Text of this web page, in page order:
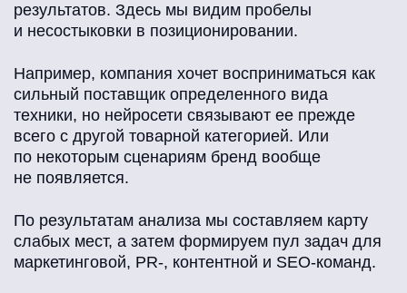
результатов. Здесь мы видим пробелы
и несостыковки в позиционировании.
Например, компания хочет восприниматься как
сильный поставщик определенного вида
техники, но нейросети связывают ее прежде
всего с другой товарной категорией. Или
по некоторым сценариям бренд вообще
не появляется.
По результатам анализа мы составляем карту
слабых мест, а затем формируем пул задач для
маркетинговой, PR-, контентной и SEO-команд.